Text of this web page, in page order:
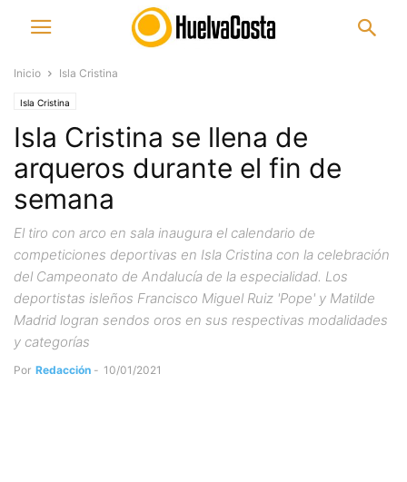
Inicio Isla Cristina
Isla Cristina
Isla Cristina se llena de
arqueros durante el fin de
semana
El tiro con arco en sala inaugura el calendario de
competiciones deportivas en Isla Cristina con la celebración
del Campeonato de Andalucía de la especialidad. Los
deportistas isleños Francisco Miguel Ruiz 'Pope' y Matilde
Madrid logran sendos oros en sus respectivas modalidades
y categorías
Por Redacción - 10/01/2021